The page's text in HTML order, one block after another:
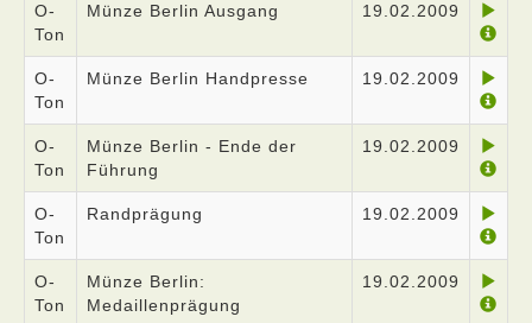
O-
Ton
Münze Berlin Ausgang 19.02.2009
O-
Ton
Münze Berlin Handpresse 19.02.2009
O-
Ton
Münze Berlin - Ende der
Führung
19.02.2009
O-
Ton
Randprägung 19.02.2009
O-
Ton
Münze Berlin:
Medaillenprägung
19.02.2009